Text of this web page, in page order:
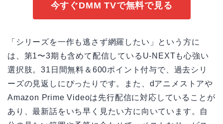
今すぐDMM TVで無料で見る
「シリーズを一作も逃さず網羅したい」という方に
は、第1〜3期も含めて配信しているU-NEXTも心強い
選択肢。31日間無料＆600ポイント付与で、過去シリ
ーズの見返しにぴったりです。また、dアニメストアや
Amazon Prime Videoは先行配信に対応していることが
あり、最新話をいち早く見たい方に向いています。自